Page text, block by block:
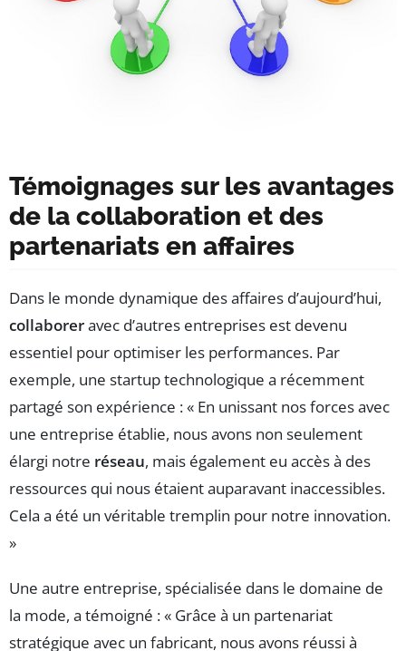
Témoignages sur les avantages
de la collaboration et des
partenariats en affaires
Dans le monde dynamique des affaires d’aujourd’hui,
collaboreravec d’autres entreprises est devenu
essentiel pour optimiser les performances. Par
exemple, une startup technologique a récemment
partagé son expérience : « En unissant nos forces avec
une entreprise établie, nous avons non seulement
élargi notre réseau, mais également eu accès à des
ressources qui nous étaient auparavant inaccessibles.
Cela a été un véritable tremplin pour notre innovation.
»
Une autre entreprise, spécialisée dans le domaine de
la mode, a témoigné : « Grâce à un partenariat
stratégique avec un fabricant, nous avons réussi à